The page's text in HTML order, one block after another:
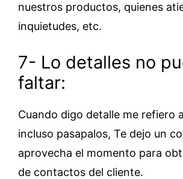
nuestros productos, quienes
inquietudes, etc.
7- Lo detalles no
faltar:
Cuando digo detalle me refiero
incluso pasapalos, Te dejo un
aprovecha el momento para
de contactos del cliente.